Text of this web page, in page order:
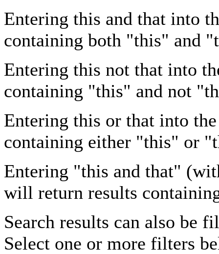
Entering this and that into
containing both "this" and
Entering this not that into
containing "this" and not
Entering this or that into
containing either "this" or
Entering "this and that"
will return results
Search results can also be
Select one or more filters